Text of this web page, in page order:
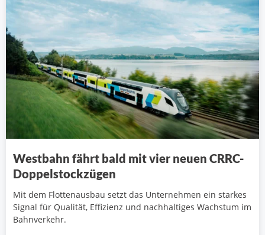
Westbahn fährt bald mit vier neuen CRRC-
Doppelstockzügen
Mit dem Flottenausbau setzt das Unternehmen ein starkes
Signal für Qualität, Effizienz und nachhaltiges Wachstum im
Bahnverkehr.